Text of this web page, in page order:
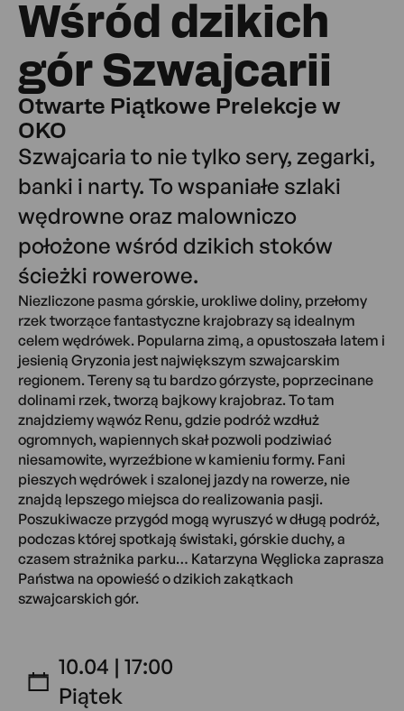
Wśród dzikich
gór Szwajcarii
Otwarte Piątkowe Prelekcje w
OKO
Szwajcaria to nie tylko sery, zegarki,
banki i narty. To wspaniałe szlaki
wędrowne oraz malowniczo
położone wśród dzikich stoków
ścieżki rowerowe.
Niezliczone pasma górskie, urokliwe doliny, przełomy
rzek tworzące fantastyczne krajobrazy są idealnym
celem wędrówek. Popularna zimą, a opustoszała latem i
jesienią Gryzonia jest największym szwajcarskim
regionem. Tereny są tu bardzo górzyste, poprzecinane
dolinami rzek, tworzą bajkowy krajobraz. To tam
znajdziemy wąwóz Renu, gdzie podróż wzdłuż
ogromnych, wapiennych skał pozwoli podziwiać
niesamowite, wyrzeźbione w kamieniu formy. Fani
pieszych wędrówek i szalonej jazdy na rowerze, nie
znajdą lepszego miejsca do realizowania pasji.
Poszukiwacze przygód mogą wyruszyć w długą podróż,
podczas której spotkają świstaki, górskie duchy, a
czasem strażnika parku… Katarzyna Węglicka zaprasza
Państwa na opowieść o dzikich zakątkach
szwajcarskich gór.
10.04 | 17:00
Piątek